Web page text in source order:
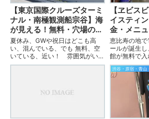
【東京国際クルーズターミ
ナル・南極観測船宗谷】海
が見える！無料・穴場の観
光スポット！アクセス遊び
方丸わかり！
夏休み、GWや祝日はどこも高
い、混んでいる、でも 無料、空
いている、近い！ 雰囲気がい
い！ 穴場のスポットを発見しち
しいのでお役に立てればいいな。
【ヱビス
イスティ
金・メニ
恵比寿の地
ールが誕生
館が無料で入
ですか？ 無
ましたいん
す。 テイス
って、1日楽
ークなんで
渋谷・原宿・青山